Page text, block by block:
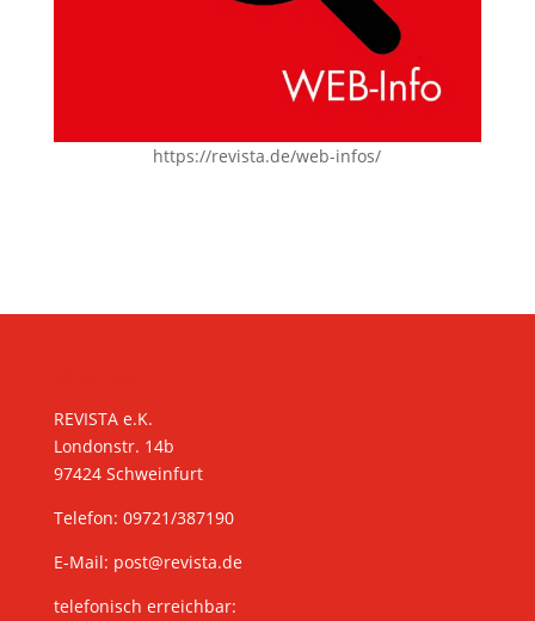
https://revista.de/web-infos/
REVISTA e.K.
Londonstr. 14b
97424 Schweinfurt
Telefon: 09721/387190
E-Mail: post@revista.de
telefonisch erreichbar: